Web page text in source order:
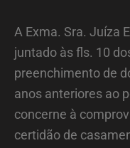
A Exma. Sra. Juíza
juntado às fls. 10
preenchimento de
anos anteriores ao
concerne à
certidão de